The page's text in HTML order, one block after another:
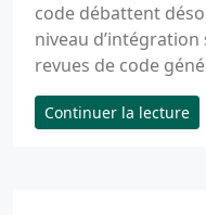
code débattent
niveau
revues de code
Continuer la lecture